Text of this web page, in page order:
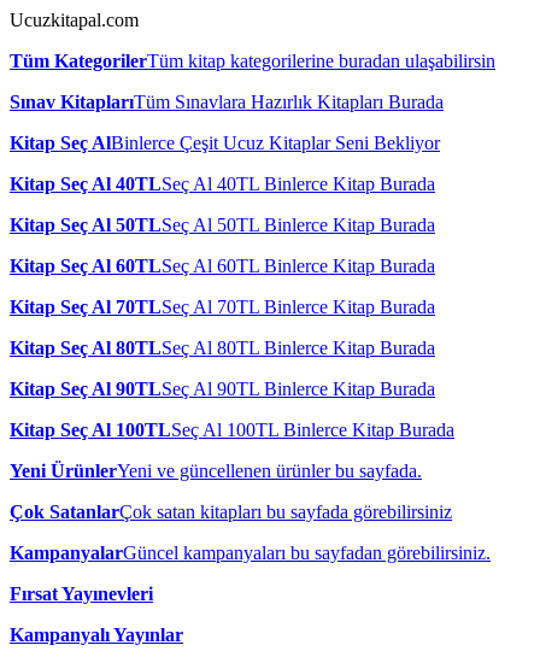
Ucuzkitapal.com
Tüm KategorilerTüm kitap kategorilerine buradan ulaşabilirsin
Sınav KitaplarıTüm Sınavlara Hazırlık Kitapları Burada
Kitap Seç AlBinlerce Çeşit Ucuz Kitaplar Seni Bekliyor
Kitap Seç Al 40TLSeç Al 40TL Binlerce Kitap Burada
Kitap Seç Al 50TLSeç Al 50TL Binlerce Kitap Burada
Kitap Seç Al 60TLSeç Al 60TL Binlerce Kitap Burada
Kitap Seç Al 70TLSeç Al 70TL Binlerce Kitap Burada
Kitap Seç Al 80TLSeç Al 80TL Binlerce Kitap Burada
Kitap Seç Al 90TLSeç Al 90TL Binlerce Kitap Burada
Kitap Seç Al 100TLSeç Al 100TL Binlerce Kitap Burada
Yeni ÜrünlerYeni ve güncellenen ürünler bu sayfada.
Çok SatanlarÇok satan kitapları bu sayfada görebilirsiniz
KampanyalarGüncel kampanyaları bu sayfadan görebilirsiniz.
Fırsat Yayınevleri
Kampanyalı Yayınlar